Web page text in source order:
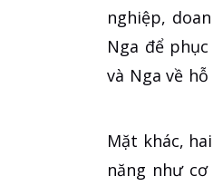
nghiệp,
Nga để
và Nga về
Mặt khác,
năng như